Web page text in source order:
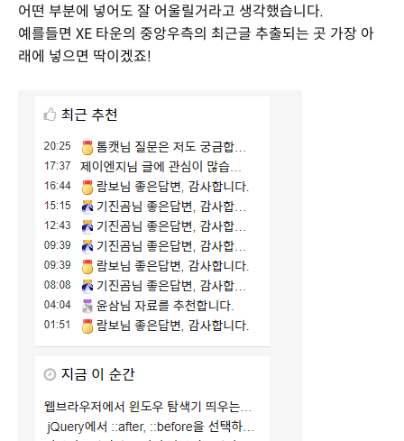
어떤 부분에 넣어도 잘 어울릴거라고 생각했습니다.
예를들면 XE 타운의 중앙우측의 최근글 추출되는 곳 가장 아
래에 넣으면 딱이겠죠!